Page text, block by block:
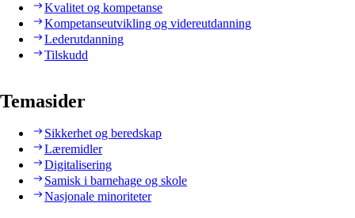
Kvalitet og kompetanse
Kompetanseutvikling og videreutdanning
Lederutdanning
Tilskudd
Temasider
Sikkerhet og beredskap
Læremidler
Digitalisering
Samisk i barnehage og skole
Nasjonale minoriteter